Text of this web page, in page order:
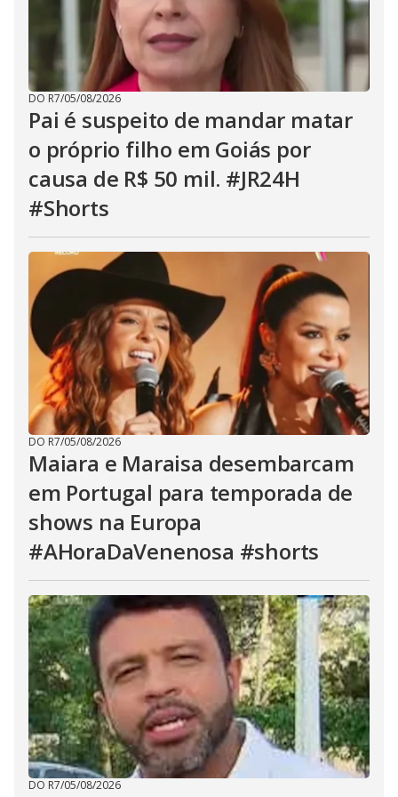
DO R7/05/08/2026
Pai é suspeito de mandar matar
o próprio filho em Goiás por
causa de R$ 50 mil. #JR24H
#Shorts
DO R7/05/08/2026
Maiara e Maraisa desembarcam
em Portugal para temporada de
shows na Europa
#AHoraDaVenenosa #shorts
DO R7/05/08/2026